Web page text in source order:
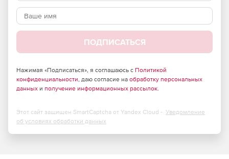
ПОДПИСАТЬСЯ
Нажимая «Подписаться», я соглашаюсь с Политикой
конфиденциальности, даю согласие на обработку персональных
данных и получение информационных рассылок.
Этот сайт защищен SmartCaptcha от Yandex Cloud - Уведомление
об условиях обработки данных